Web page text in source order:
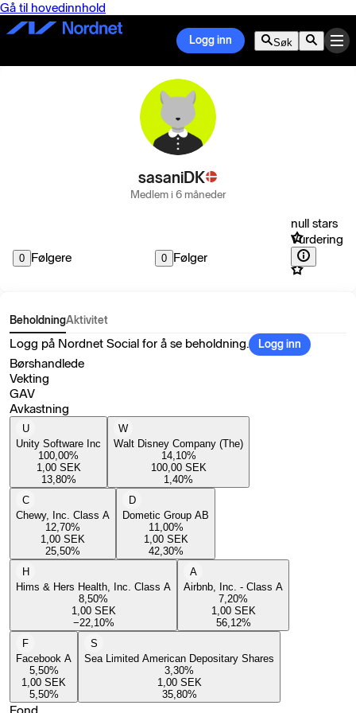
Gå til hovedinnhold
Logg inn Søk
sasaniDK
Medlem i 6 måneder
0 Følgere 0 Følger
null stars
Vurdering
BeholdningAktivitet
Logg på Nordnet Social for å se beholdning. Logg inn
Børshandlede
Vekting
GAV
Avkastning
U
Unity Software Inc
100,00%
1,00 SEK
13,80%
W
Walt Disney Company (The)
14,10%
100,00 SEK
1,40%
C
Chewy, Inc. Class A
12,70%
1,00 SEK
25,50%
D
Dometic Group AB
11,00%
1,00 SEK
42,30%
H
Hims & Hers Health, Inc. Class A
8,50%
1,00 SEK
−22,10%
A
Airbnb, Inc. - Class A
7,20%
1,00 SEK
56,12%
F
Facebook A
5,50%
1,00 SEK
5,50%
S
Sea Limited American Depositary Shares
3,30%
1,00 SEK
35,80%